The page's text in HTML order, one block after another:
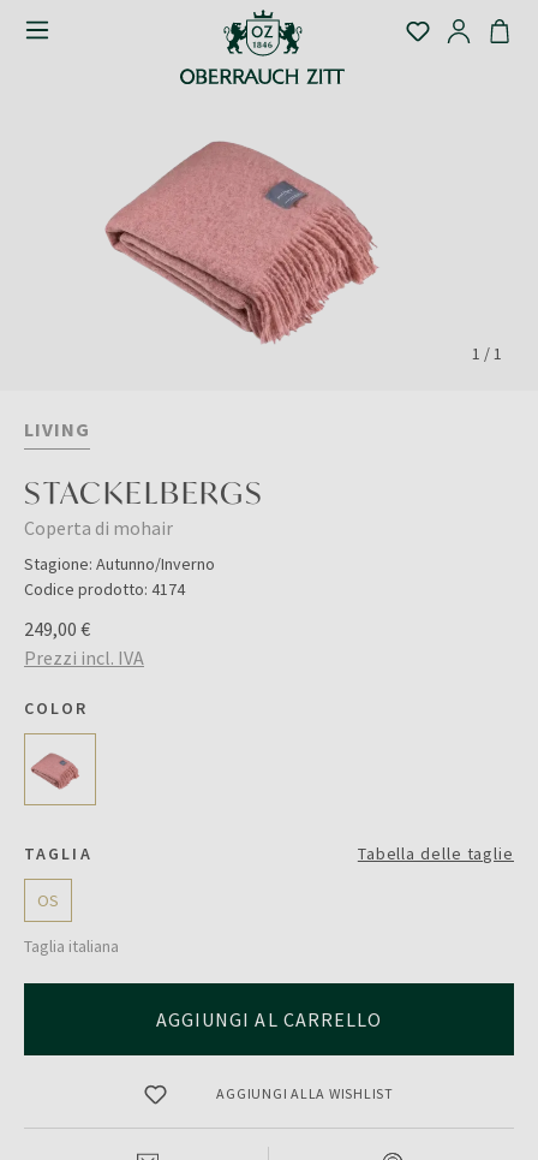
1 /1
LIVING
STACKELBERGS
Coperta di mohair
Stagione: Autunno/Inverno
Codice prodotto: 4174
249,00 €
Prezzi incl. IVA
COLOR
TAGLIA Tabella delle taglie
OS
Taglia italiana
AGGIUNGI AL CARRELLO
AGGIUNGI ALLA WISHLIST